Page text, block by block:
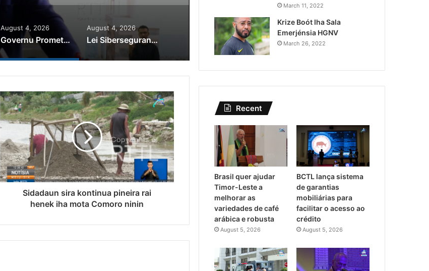
August 4, 2026
Governu Promete Tau Prioridade ba Setór Minerais no Setór Produtivu
August 4, 2026
Lei Siberseguransa Ajuda Autoridade Polisiál Kaptura Autór Kriminozu ho Paradeiru Iha Estranjeiru
Sidadaun sira kontinua pineira rai
henek iha mota Comoro ninin
March 11, 2022
Krize Boót Iha Sala
Emerjénsia HGNV
March 26, 2022
Recent
Brasil quer ajudar
Timor-Leste a
melhorar as
variedades de café
arábica e robusta
August 5, 2026
BCTL lança sistema
de garantias
mobiliárias para
facilitar o acesso ao
crédito
August 5, 2026